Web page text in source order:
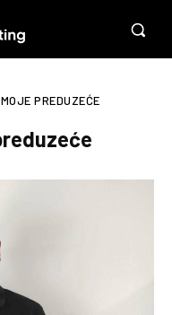
PREDUZEĆE